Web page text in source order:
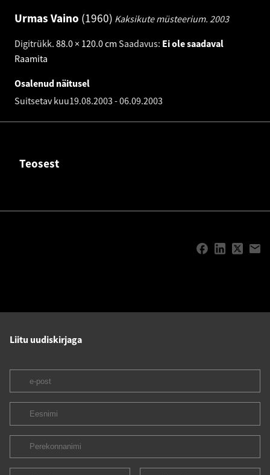
Urmas Vaino 1960 Kaksikute müsteerium. 2003
Digitrükk. 88.0 × 120.0 cm Saadavus: Ei ole saadaval
Raamita
Osalenud näitusel
Suitsetav kuu19.08.2003 -06.09.2003
Teosest
Liitu uudiskirjaga